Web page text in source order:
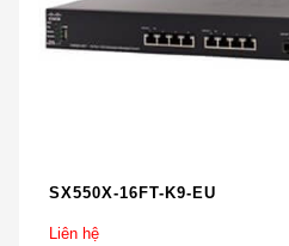
SX550X-16FT-K9-EU
Liên hệ